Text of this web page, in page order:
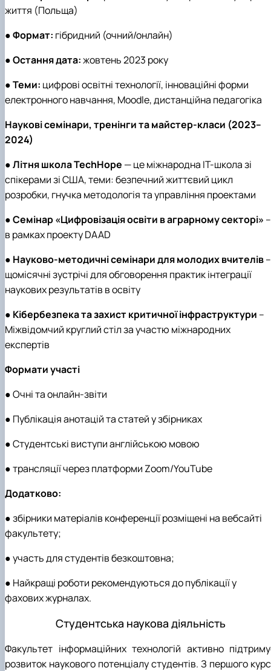
життя (Польща)
●Формат: гібридний (очний/онлайн)
●Остання дата:жовтень 2023 року
●Теми: цифрові освітні технології, інноваційні форми
електронного навчання, Moodle, дистанційна педагогіка
Наукові семінари, тренінги та майстер-класи (2023–
2024)
●Літня школа TechHope — це міжнародна ІТ-школа зі
спікерами зі США, теми: безпечний життєвий цикл
розробки, гнучка методологія та управління проектами
●Семінар «Цифровізація освіти в аграрному секторі» –
в рамках проекту DAAD
● Науково-методичні семінари для молодих вчителів–
щомісячні зустрічі для обговорення практик інтеграції
наукових результатів в освіту
● Кібербезпека та захист критичної інфраструктури –
Міжвідомчий круглий стіл за участю міжнародних
експертів
Формати участі
● Очні та онлайн-звіти
● Публікація анотацій та статей у збірниках
● Студентські виступи англійською мовою
● трансляції через платформи Zoom/YouTube
Додатково:
● збірники матеріалів конференції розміщені на вебсайті
факультету;
● участь для студентів безкоштовна;
● Найкращі роботи рекомендуються до публікації у
фахових журналах.
Студентська наукова діяльність
Факультет інформаційних технологій активно
розвиток наукового потенціалу студентів. З першого